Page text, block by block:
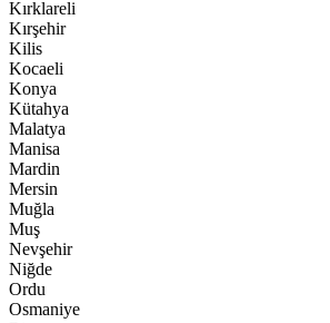
Kırklareli
Kırşehir
Kilis
Kocaeli
Konya
Kütahya
Malatya
Manisa
Mardin
Mersin
Muğla
Muş
Nevşehir
Niğde
Ordu
Osmaniye